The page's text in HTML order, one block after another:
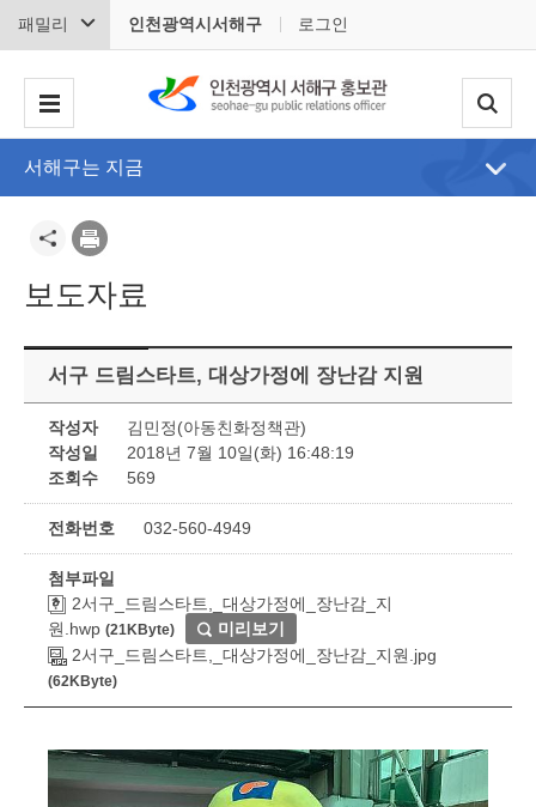
패밀리 인천광역시서해구 로그인
서해구는 지금
보도자료
서구 드림스타트, 대상가정에 장난감 지원
작성자
김민정(아동친화정책관)
작성일
2018년 7월 10일(화) 16:48:19
조회수
569
전화번호 032-560-4949
첨부파일
2서구_드림스타트,_대상가정에_장난감_지
원.hwp (21KByte)
미리보기
2서구_드림스타트,_대상가정에_장난감_지원.jpg
(62KByte)